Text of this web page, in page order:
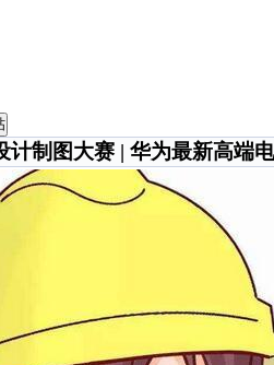
制图大赛 | 华为最新高端